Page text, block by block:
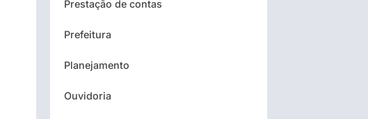
Prestação de contas
Prefeitura
Planejamento
Ouvidoria